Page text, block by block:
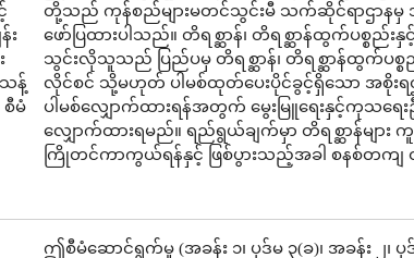
း
သန့်
စီမံ
တို့သည် ကုန်စည်များမတင်သွင်းမီ သက်ဆိုင်ရာဌာနမှ
ဖော်ပြထားပါသည်။ တိရစ္ဆာန်၊ တိရစ္ဆာန်ထွက်ပစ္စည်
သွင်းလိုသူသည် ပြည်ပမှ တိရစ္ဆာန်၊ တိရစ္ဆာန်ထွက်ပစ္စည်
လိုင်စင် သို့မဟုတ် ပါမစ်ထုတ်ပေးပိုင်ခွင့်ရှိသော အစို
ပါမစ်လျှောက်ထားရန်အတွက် မွေးမြူရေးနှင့်ကုသရေ
လျှောက်ထားရမည်။ ရည်ရွယ်ချက်မှာ တိရစ္ဆာန်များ ကူ
ကြိုတင်ကာကွယ်ရန်နှင့် ဖြစ်ပွားသည့်အခါ စနစ်တကျ ထိ
ဤစီမံဆောင်ရွက်မှု (အခန်း ၁၊ ပုဒ်မ ၃(ခ)၊ အခန်း ၂၊